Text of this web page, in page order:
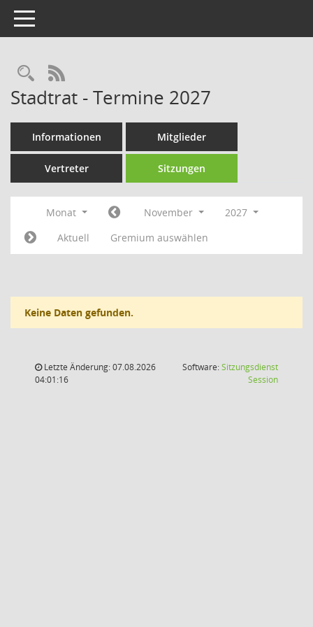
Toggle navigation
Rechercheauswahl
RSS-Feed
Stadtrat - Termine 2027
Informationen Mitglieder
Vertreter Sitzungen
Monat November
2027
Aktuell
Gremium auswählen
Keine Daten gefunden.
Letzte Änderung: 07.08.2026
04:01:16
Software:Sitzungsdienst
Session(Wird in